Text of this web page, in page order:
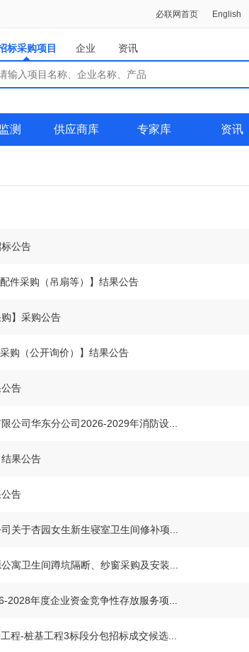
必联网首页 English
标采购项目 企业 资讯
测 供应商库 专家库 资讯
公告
件采购（吊扇等）】结果公告
购】采购公告
购（公开询价）】结果公告
公告
公司华东分公司2026-2029年消防设...
结果公告
公告
关于杏园女生新生寝室卫生间修补项...
寓卫生间蹲坑隔断、纱窗采购及安装...
2028年度企业资金竞争性存放服务项...
程-桩基工程3标段分包招标成交候选...